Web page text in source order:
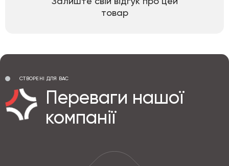
товар
СТВОРЕНІ ДЛЯ ВАС
Переваги нашої
компанії